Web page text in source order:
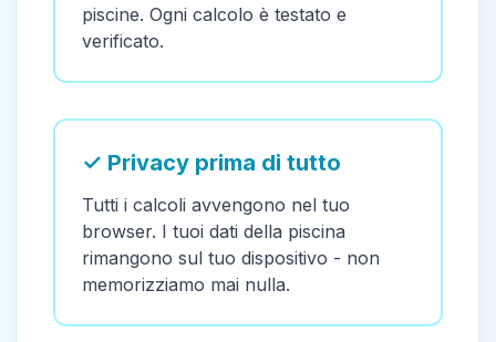
piscine. Ogni calcolo è testato e
verificato.
✓ Privacy prima di tutto
Tutti i calcoli avvengono nel tuo
browser. I tuoi dati della piscina
rimangono sul tuo dispositivo - non
memorizziamo mai nulla.